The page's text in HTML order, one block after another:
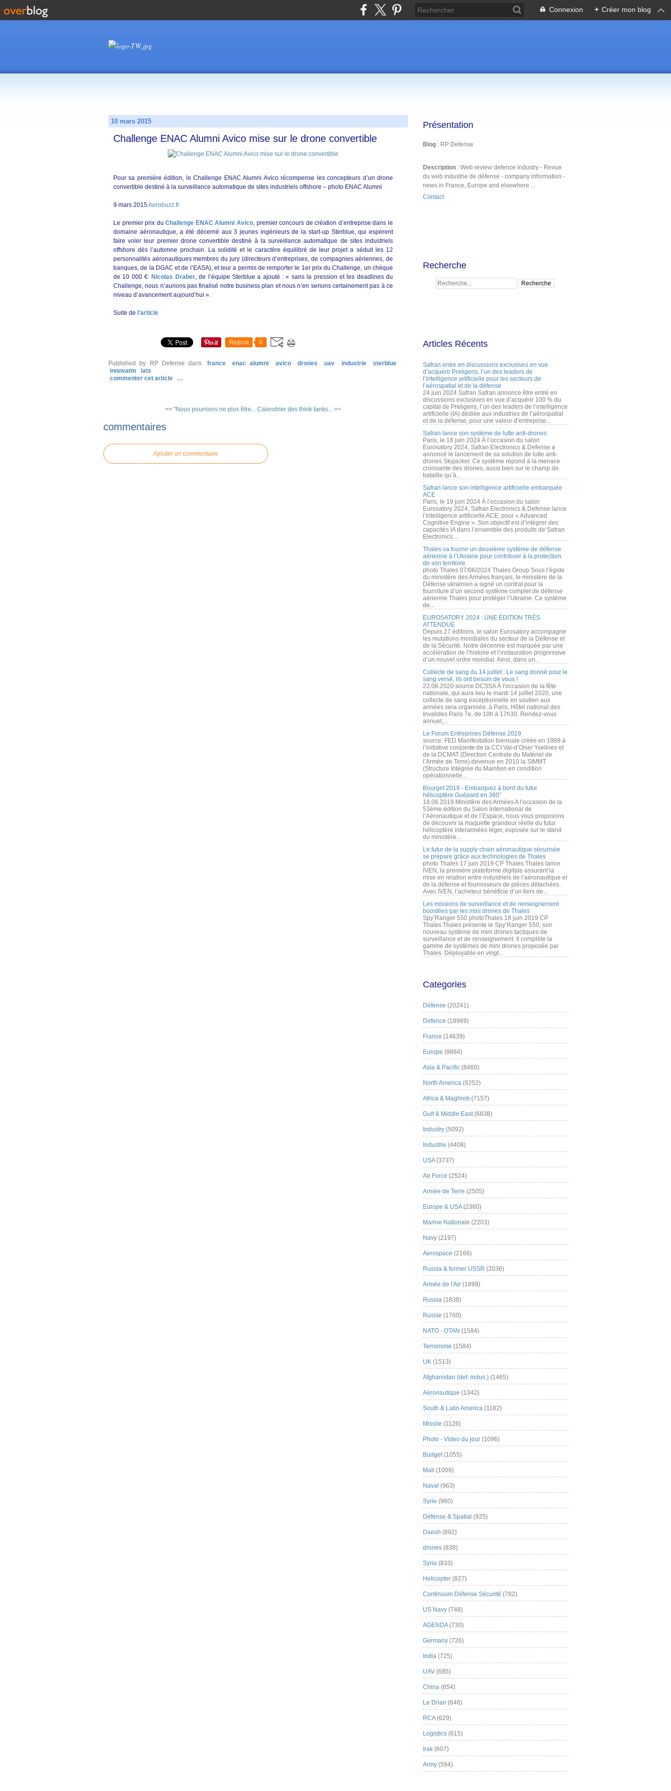
Connexion + Créer mon blog
10 mars 2015
Challenge ENAC Alumni Avico mise sur le drone convertible
Pour sa première édition, le Challenge ENAC Alumni Avico récompense les concepteurs d’un drone
convertible destiné à la surveillance automatique de sites industriels offshore – photo ENAC Alumni
9 mars 2015Aerobuzz.fr
Le premier prix du Challenge ENAC Alumni Avico, premier concours de création d’entreprise dans le
domaine aéronautique, a été décerné aux 3 jeunes ingénieurs de la start-up Sterblue, qui espèrent
faire voler leur premier drone convertible destiné à la surveillance automatique de sites industriels
offshore dès l’automne prochain. La solidité et le caractère équilibré de leur projet a séduit les 12
personnalités aéronautiques membres du jury (directeurs d’entreprises, de compagnies aériennes, de
banques, de la DGAC et de l’EASA), et leur a permis de remporter le 1er prix du Challenge, un chèque
de 10 000 €. Nicolas Draber, de l’équipe Sterblue a ajouté : « sans la pression et les deadlines du
Challenge, nous n’aurions pas finalisé notre business plan et nous n’en serions certainement pas à ce
niveau d’avancement aujourd’hui ».
Suite de l’article
Repost 0
Published by RP Defense dans france enac alumni avico drones uav industrie
sterblue
innovatm
lats
commenter cet article
…
<< "Nous pourrions ne plus être... Calendrier des think tanks... >>
commentaires
Ajouter un commentaire
Présentation
Blog : RP Defense
Description : Web review defence industry - Revue
du web industrie de défense - company information -
news in France, Europe and elsewhere ...
Contact
Recherche
Articles Récents
Safran entre en discussions exclusives en vue
d’acquérir Preligens, l’un des leaders de
l’intelligence artificielle pour les secteurs de
l’aérospatial et de la défense
24 juin 2024 Safran Safran annonce être entré en
discussions exclusives en vue d’acquérir 100 % du
capital de Preligens, l’un des leaders de l’intelligence
artificielle (IA) dédiée aux industries de l’aérospatial
et de la défense, pour une valeur d’entreprise...
Safran lance son système de lutte anti-drones
Paris, le 18 juin 2024 À l’occasion du salon
Eurosatory 2024, Safran Electronics & Defense a
annoncé le lancement de sa solution de lutte anti-
drones Skyjacker. Ce système répond à la menace
croissante des drones, aussi bien sur le champ de
bataille qu’à...
Safran lance son intelligence artificielle embarquée
ACE
Paris, le 19 juin 2024 À l’occasion du salon
Eurosatory 2024, Safran Electronics & Defense lance
l’intelligence artificielle ACE, pour « Advanced
Cognitive Engine ». Son objectif est d’intégrer des
capacités IA dans l’ensemble des produits de Safran
Electronics...
Thales va fournir un deuxième système de défense
aérienne à l’Ukraine pour contribuer à la protection
de son territoire
photo Thales 07/06/2024 Thales Group Sous l’égide
du ministère des Armées français, le ministère de la
Défense ukrainien a signé un contrat pour la
fourniture d’un second système complet de défense
aérienne Thales pour protéger l’Ukraine. Ce système
de...
EUROSATORY 2024 : UNE ÉDITION TRÈS
ATTENDUE
Depuis 27 éditions, le salon Eurosatory accompagne
les mutations mondiales du secteur de la Défense et
de la Sécurité. Notre décennie est marquée par une
accélération de l’histoire et l’instauration progressive
d’un nouvel ordre mondial. Ainsi, dans un...
Collecte de sang du 14 juillet : Le sang donné pour le
sang versé, ils ont besoin de vous !
22.06.2020 source DCSSA À l'occasion de la fête
nationale, qui aura lieu le mardi 14 juillet 2020, une
collecte de sang exceptionnelle en soutien aux
armées sera organisée, à Paris, Hôtel national des
Invalides Paris 7e, de 10h à 17h30. Rendez-vous
annuel,...
Le Forum Entreprises Défense 2019
source: FED Manifestation biennale créée en 1989 à
l’initiative conjointe de la CCI Val-d’Oise/ Yvelines et
de la DCMAT (Direction Centrale du Matériel de
l’Armée de Terre) devenue en 2010 la SIMMT
(Structure Intégrée du Maintien en condition
opérationnelle...
Bourget 2019 - Embarquez à bord du futur
hélicoptère Guépard en 360°
18.06.2019 Ministère des Armées A l’occasion de la
53ème édition du Salon International de
l’Aéronautique et de l’Espace, nous vous proposons
de découvrir la maquette grandeur réelle du futur
hélicoptère interarmées léger, exposée sur le stand
du ministère...
Le futur de la supply chain aéronautique sécurisée
se prépare grâce aux technologies de Thales
photo Thales 17 juin 2019 CP Thales Thales lance
IVEN, la première plateforme digitale assurant la
mise en relation entre industriels de l’aéronautique et
de la défense et fournisseurs de pièces détachées.
Avec IVEN, l’acheteur bénéficie d’un tiers de...
Les missions de surveillance et de renseignement
boostées par les mini drones de Thales
Spy’Ranger 550 photoThales 18 juin 2019 CP
Thales Thales présente le Spy’Ranger 550, son
nouveau système de mini drones tactiques de
surveillance et de renseignement. Il complète la
gamme de systèmes de mini drones proposée par
Thales. Déployable en vingt...
Categories
Défense (20241)
Defence (18989)
France (14639)
Europe (9884)
Asia & Pacific (8460)
North America (8252)
Africa & Maghreb (7157)
Gulf & Middle East(6838)
Industry (5092)
Industrie (4408)
USA(3737)
Air Force (2524)
Armée de Terre (2505)
Europe & USA(2360)
Marine Nationale (2203)
Navy (2197)
Aerospace (2166)
Russia & former USSR (2036)
Armée de l'Air (1899)
Russia (1838)
Russie (1760)
NATO - OTAN (1584)
Terrorisme (1584)
UK (1513)
Afghanistan (def. indus.) (1465)
Aéronautique (1342)
South & Latin America (1182)
Missile (1126)
Photo - Video du jour (1096)
Budget(1055)
Mali (1009)
Naval (963)
Syrie (960)
Défense & Spatial (925)
Daesh (892)
drones (838)
Syria (833)
Helicopter (827)
Continuum Défense Sécurité (782)
US Navy (748)
AGENDA(730)
Germany (726)
India (725)
UAV (685)
China (654)
Le Drian (646)
RCA(629)
Logistics (615)
Irak (607)
Army (594)